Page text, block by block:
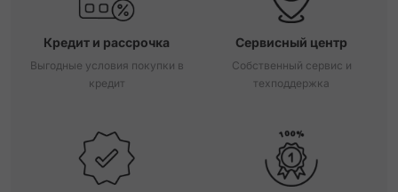
Кредит и рассрочка
Выгодные условия покупки в
кредит
Сервисный центр
Собственный сервис и
техподдержка